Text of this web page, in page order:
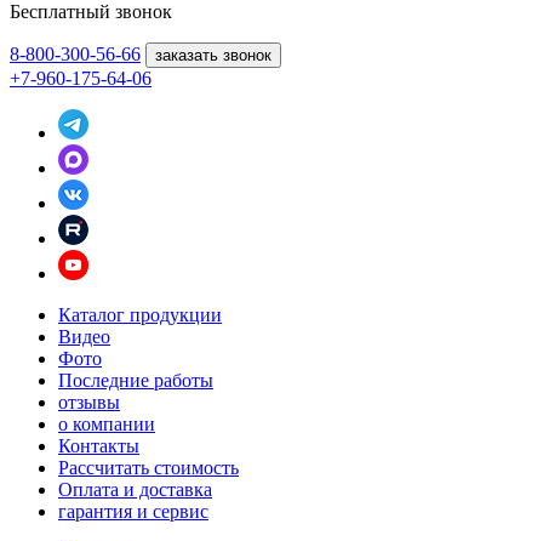
Бесплатный звонок
8-800-300-56-66 заказать звонок
+7-960-175-64-06
Каталог продукции
Видео
Фото
Последние работы
отзывы
о компании
Контакты
Рассчитать стоимость
Оплата и доставка
гарантия и сервис